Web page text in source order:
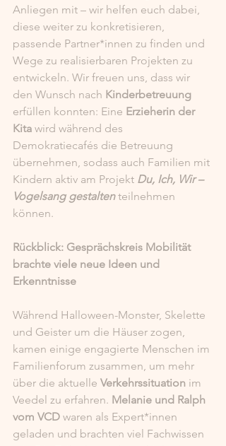
Anliegen mit – wir helfen euch dabei,
diese weiter zu konkretisieren,
passende Partner*innen zu finden und
Wege zu realisierbaren Projekten zu
entwickeln. Wir freuen uns, dass wir
den Wunsch nach Kinderbetreuung
erfüllen konnten: Eine Erzieherin der
Kita wird während des
Demokratiecafés die Betreuung
übernehmen, sodass auch Familien mit
Kindern aktiv am Projekt Du, Ich, Wir –
Vogelsang gestalten teilnehmen
können.
Rückblick: Gesprächskreis Mobilität
brachte viele neue Ideen und
Erkenntnisse
Während Halloween-Monster, Skelette
und Geister um die Häuser zogen,
kamen einige engagierte Menschen im
Familienforum zusammen, um mehr
über die aktuelle Verkehrssituation im
Veedel zu erfahren. Melanie und Ralph
vom VCD waren als Expert*innen
geladen und brachten viel Fachwissen